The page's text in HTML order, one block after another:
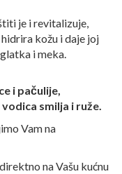
je i revitalizuje,
kožu i daje joj
i meka.
i pačulije,
smilja i ruže.
Vam na
na Vašu kućnu